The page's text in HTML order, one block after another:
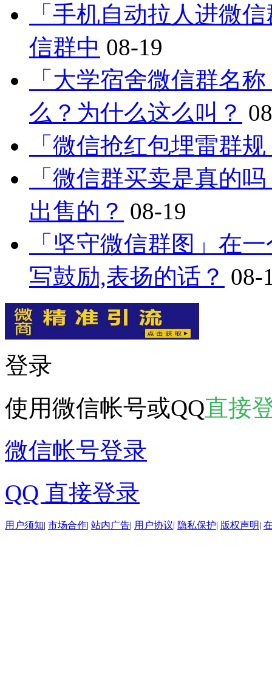
「手机自动拉人进微
信群中 08-19
「大学宿舍微信群名
么？为什么这么叫？
「微信抢红包埋雷群
「微信群买卖是真的
出售的？ 08-19
「坚守微信群图」在
写鼓励,表扬的话？ 08-
登录
使用微信帐号或QQ直接
微信帐号登录
QQ 直接登录
用户须知| 市场合作| 站内广告| 用户协议| 隐私保护| 版权声明|